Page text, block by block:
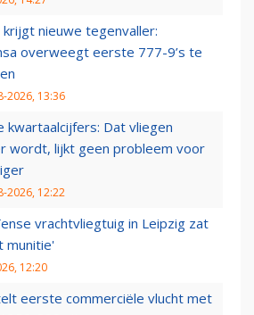
krijgt nieuwe tegenvaller:
overweegt eerste 777-9’s te
2026, 13:36
kwartaalcijfers: Dat vliegen
wordt, lijkt geen probleem voor
2026, 12:22
vrachtvliegtuig in Leipzig zat
munitie'
12:20
eerste commerciële vlucht met